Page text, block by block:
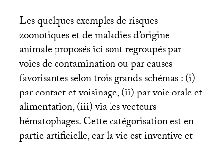
Les quelques exemples de risques
zoonotiques et de maladies d’origine
animale proposés ici sont regroupés par
voies de contamination ou par causes
favorisantes selon trois grands schémas : (i)
par contact et voisinage, (ii) par voie orale et
alimentation, (iii) via les vecteurs
hématophages. Cette catégorisation est en
partie artificielle, car la vie est inventive et